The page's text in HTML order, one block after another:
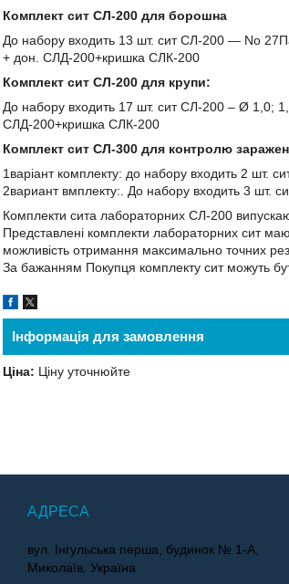
Комплект сит СЛ-200 для борошна
До набору входить 13 шт. сит СЛ-200 — No
+ дон. СЛД-200+кришка СЛК-200
Комплект сит СЛ-200 для крупи:
До набору входить 17 шт. сит СЛ-200 – Ø 1,0;
СЛД-200+кришка СЛК-200
Комплект сит СЛ-300 для контролю
1варіант комплекту: до набору входить 2
2вариант вмплекту:. До набору входить 3
Комплекти сита лабораторних СЛ-200
Представлені комплекти лабораторних сит
можливість отримання максимально точних
За бажанням Покупця комплекту сит можуть
Інформація для замовлення
Ціна: Ціну уточнюйте
вул. Інгульська перша, будинок № 1-А,
Миколаїв, Україна